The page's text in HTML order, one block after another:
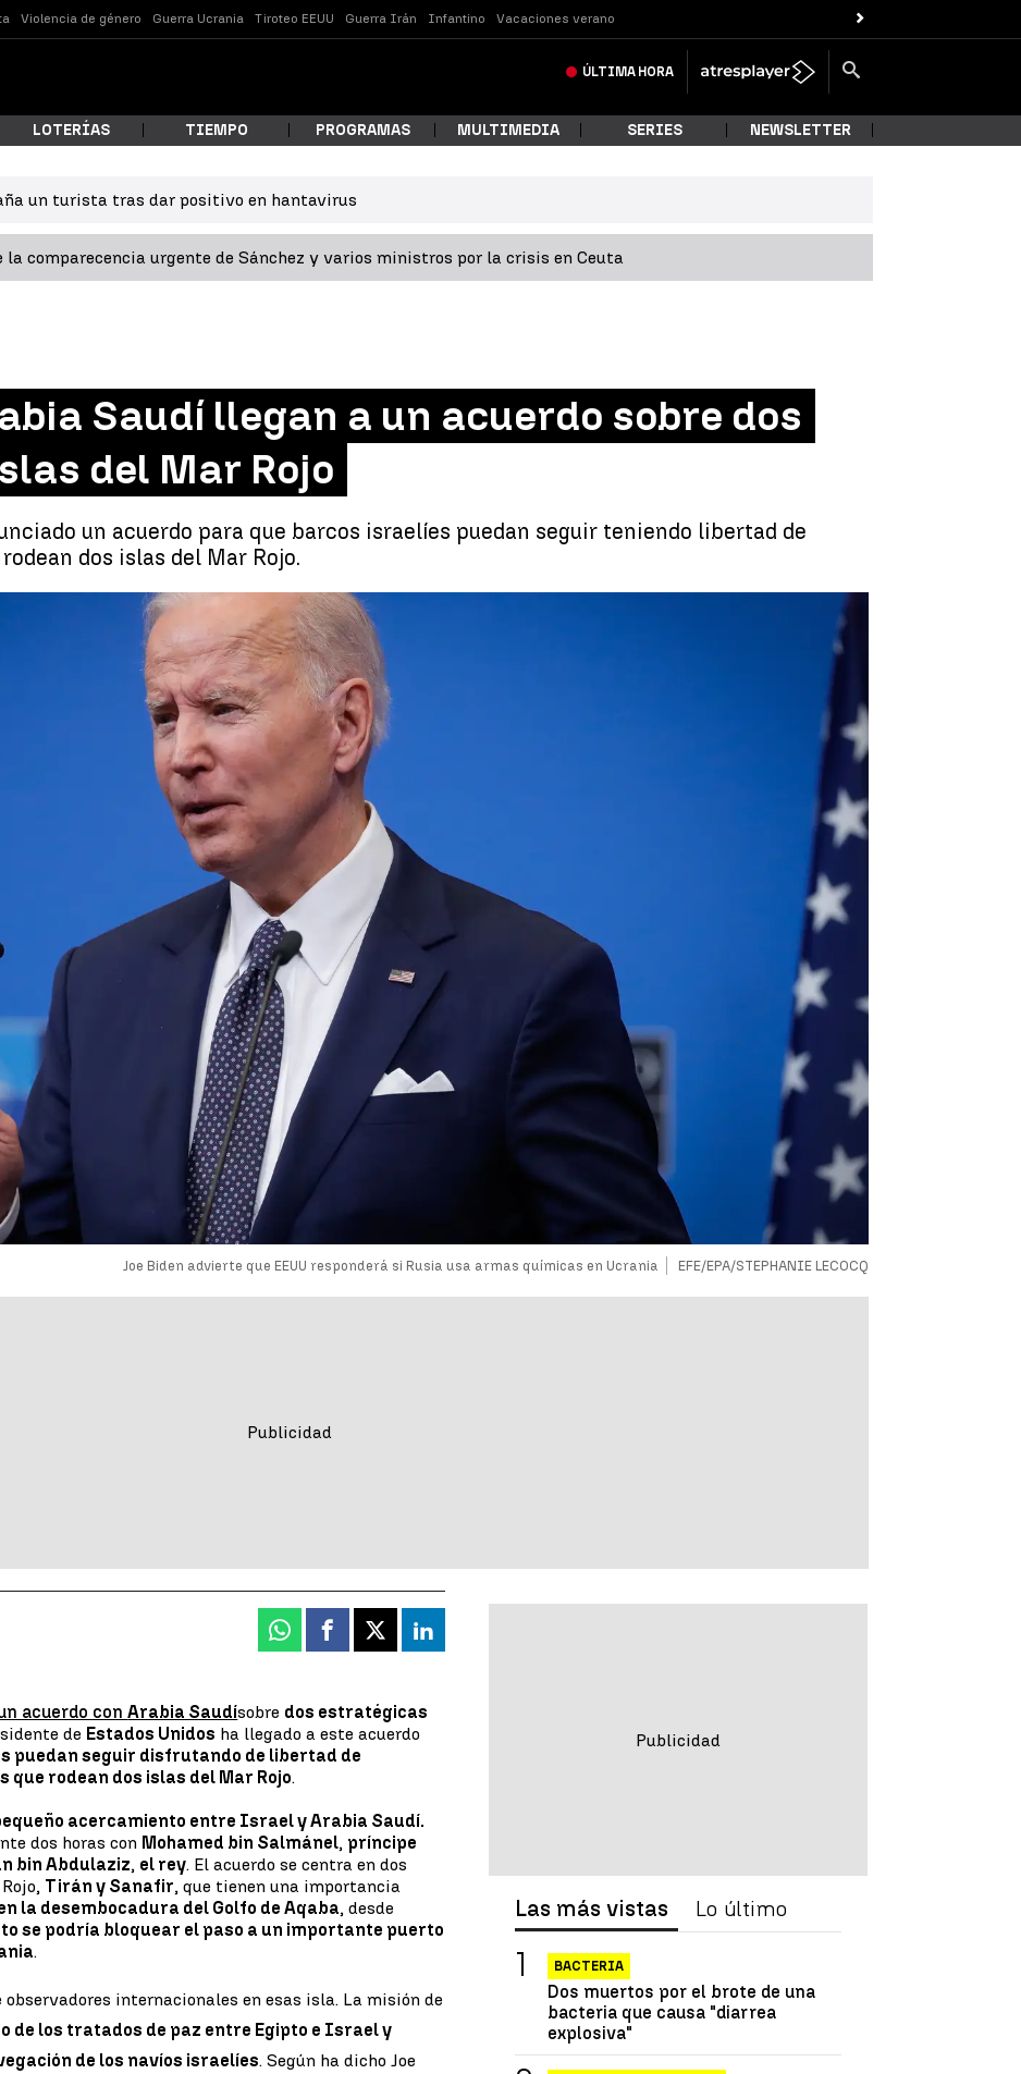
Violencia de género Guerra Ucrania Tiroteo EEUU Guerra Irán Infantino Vacaciones verano
ÚLTIMA HORA
estás buscando?
Buscar
LOTERÍAS TIEMPO PROGRAMAS MULTIMEDIA SERIES NEWSLETTER
un turista tras dar positivo en hantavirus
la comparecencia urgente de Sánchez y varios ministros por la crisis en Ceuta
Saudí llegan a un acuerdo sobre dos
del Mar Rojo
un acuerdo para que barcos israelíes puedan seguir teniendo libertad de
dos islas del Mar Rojo.
Joe Biden advierte que EEUU responderá si Rusia usa armas químicas en Ucrania EFE/EPA/STEPHANIE LECOCQ
Whatsapp
Facebook
X Linkedin
acuerdo conArabia Saudísobre dos estratégicas
de Estados Unidos ha llegado a este acuerdo
puedan seguir disfrutando de libertad de
que rodean dos islas del Mar Rojo.
acercamiento entre Israel y Arabia Saudí.
dos horas con Mohamed bin Salmánel, príncipe
bin Abdulaziz, el rey. El acuerdo se centra en dos
Tirán y Sanafir, que tienen una importancia
la desembocadura del Golfo de Aqaba, desde
se podría bloquear el paso a un importante puerto
.
internacionales en esas isla. La misión de
de los tratados de paz entre Egipto e Israel y
de los navíos israelíes. Según ha dicho Joe
Las más vistas Lo último
BACTERIA
Dos muertos por el brote de una
bacteria que causa "diarrea
explosiva"